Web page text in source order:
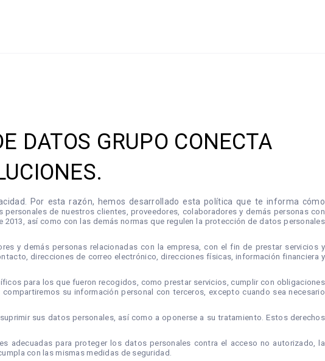
DATOS GRUPO CONECTA
Por esta razón, hemos desarrollado esta política que te informa cómo
de nuestros clientes, proveedores, colaboradores y demás personas con
así como con las demás normas que regulen la protección de datos personales
y demás personas relacionadas con la empresa, con el fin de prestar servicios y
direcciones de correo electrónico, direcciones físicas, información financiera y
para los que fueron recogidos, como prestar servicios, cumplir con obligaciones
su información personal con terceros, excepto cuando sea necesario
sus datos personales, así como a oponerse a su tratamiento. Estos derechos
adecuadas para proteger los datos personales contra el acceso no autorizado, la
con las mismas medidas de seguridad.